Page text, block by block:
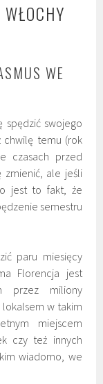
WE
spędzić swojego
chwilę temu (rok
czasach przed
zmienić, ale jeśli
jest to fakt, że
semestru
paru miesięcy
Florencja jest
przez miliony
lokalsem w takim
miejscem
czy też innych
wiadomo, we